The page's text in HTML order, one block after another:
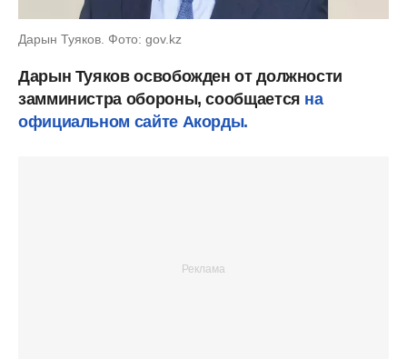
Дарын Туяков. Фото: gov.kz
Дарын Туяков освобожден от должности
замминистра обороны, сообщается на
официальном сайте Акорды.